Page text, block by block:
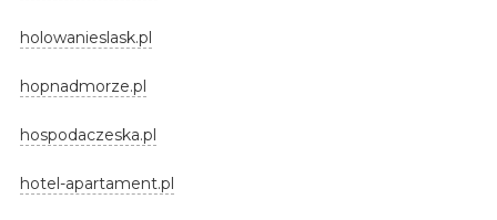
holowanieslask.pl
hopnadmorze.pl
hospodaczeska.pl
hotel-apartament.pl